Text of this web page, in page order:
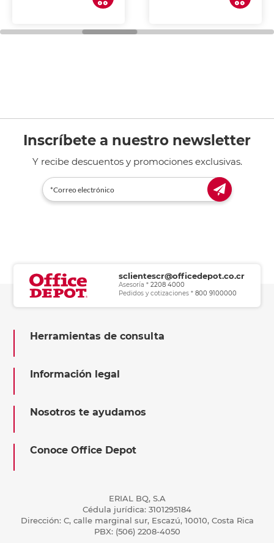
Inscríbete a nuestro newsletter
Y recibe descuentos y promociones exclusivas.
sclientescr@officedepot.co.cr
Asesoría *2208 4000
Pedidos y cotizaciones *800 9100000
Herramientas de consulta
Información legal
Nosotros te ayudamos
Conoce Office Depot
ERIAL BQ, S.A
Cédula jurídica: 3101295184
Dirección: C, calle marginal sur, Escazú, 10010, Costa Rica
PBX: (506) 2208-4050